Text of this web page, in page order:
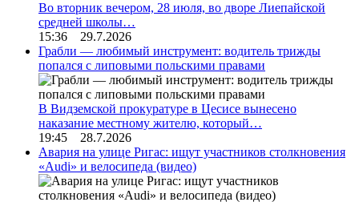
Во вторник вечером, 28 июля, во дворе Лиепайской
средней школы…
15:36 29.7.2026
Грабли — любимый инструмент: водитель трижды
попался с липовыми польскими правами
В Видземской прокуратуре в Цесисе вынесено
наказание местному жителю, который…
19:45 28.7.2026
Авария на улице Ригас: ищут участников столкновения
«Audi» и велосипеда (видео)